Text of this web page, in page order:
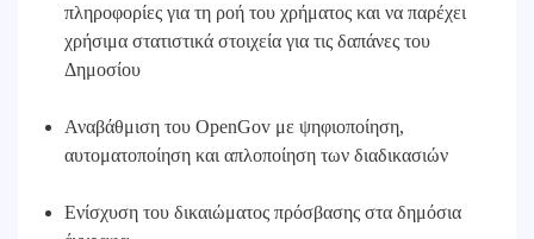
πληροφορίες για τη ροή του χρήματος και να παρέχει
χρήσιμα στατιστικά στοιχεία για τις δαπάνες του
Δημοσίου
Αναβάθμιση του OpenGov με ψηφιοποίηση,
αυτοματοποίηση και απλοποίηση των διαδικασιών
Ενίσχυση του δικαιώματος πρόσβασης στα δημόσια